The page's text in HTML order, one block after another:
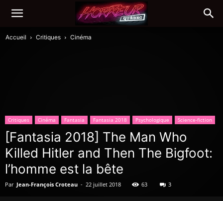
Accueil Critiques Cinéma
Critiques Cinéma Fantasia Fantasia 2018 Psychologique Science-fiction
[Fantasia 2018] The Man Who
Killed Hitler and Then The Bigfoot:
l’homme est la bête
Par Jean-François Croteau - 22 juillet 2018 63 3